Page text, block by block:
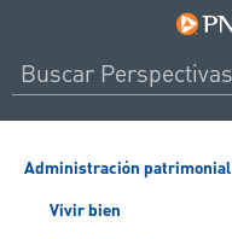
Administración patrimonial
Vivir bien